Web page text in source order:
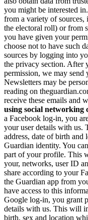
you might be interested
from a variety of
the electoral roll) or from
you have given your
choose not to have such
sources by logging into
the privacy section. After
permission, we may send
Newsletters may be
reading on
receive these emails and
using social networking
a Facebook log-in, you
your user details with us.
address, date of birth
Guardian identity. You
part of your profile. This
your, networks, user ID
share according to your
the Guardian app from
have access to this
Google log-in, you grant
details with us. This will
birth, sex and location